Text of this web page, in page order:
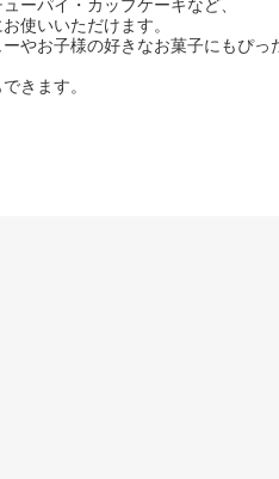
ーパイ・カップケーキなど、
お使いいただけます。
やお子様の好きなお菓子にもぴっ
きます。